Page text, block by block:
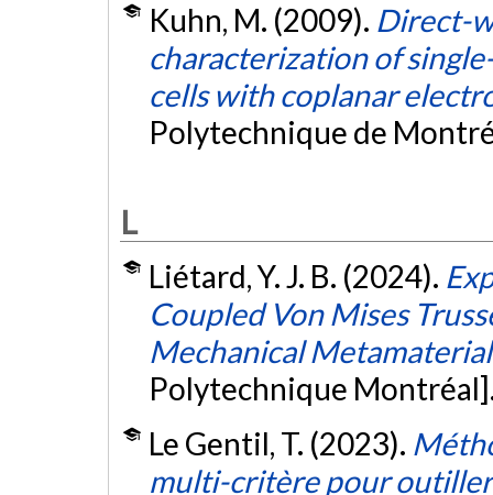
Kuhn, M. (2009). Direct-
characterization of
cells with coplanar
Polytechnique de
L
Liétard, Y. J. B. (2024).
Coupled Von Mises
Mechanical
Polytechnique
Le Gentil, T. (2023).
multi-critère pour outiller